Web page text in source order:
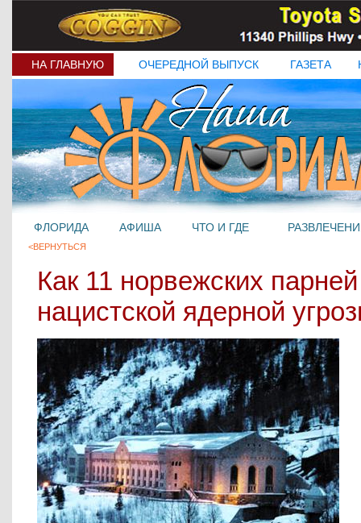
НА ГЛАВНУЮ ОЧЕРЕДНОЙ ВЫПУСК ГАЗЕТА
ФЛОРИДА АФИША ЧТО И ГДЕ
<ВЕРНУТЬСЯ
Как 11 норвежских
нацистской ядерной